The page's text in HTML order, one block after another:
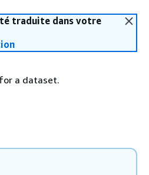
traduite dans votre
a dataset.